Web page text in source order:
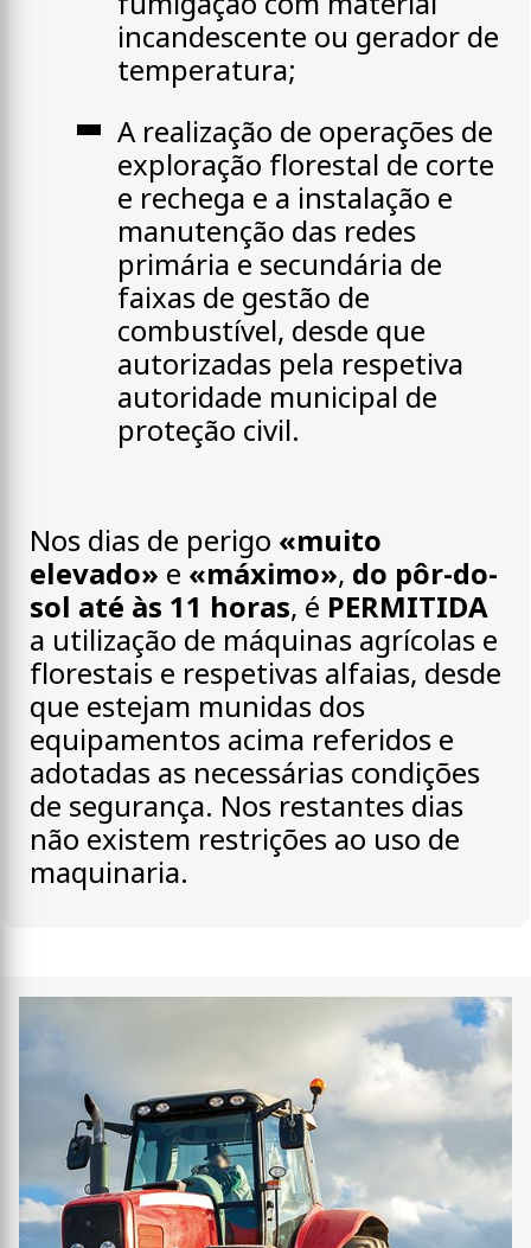
incandescente ou gerador de
temperatura;
A realização de operações de
exploração florestal de corte
e rechega e a instalação e
manutenção das redes
primária e secundária de
faixas de gestão de
combustível, desde que
autorizadas pela respetiva
autoridade municipal de
proteção civil.
Nos dias de perigo «muito
elevado» e «máximo», do pôr-do-
sol até às 11 horas, é PERMITIDA
a utilização de máquinas agrícolas e
florestais e respetivas alfaias, desde
que estejam munidas dos
equipamentos acima referidos e
adotadas as necessárias condições
de segurança. Nos restantes dias
não existem restrições ao uso de
maquinaria.